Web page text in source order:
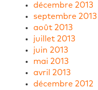
décembre 2013
septembre 2013
août 2013
juillet 2013
juin 2013
mai 2013
avril 2013
décembre 2012